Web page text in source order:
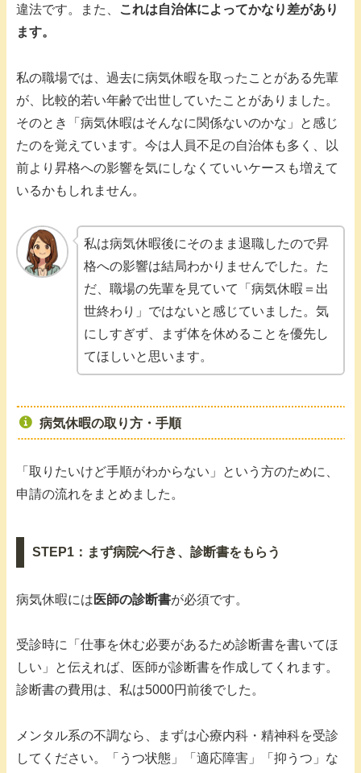
違法です。また、
これは自治体によってかなり差があり
ます。
私の職場では、過去に病気休暇を取ったことがある先輩
が、比較的若い年齢で出世していたことがありました。
そのとき「病気休暇はそんなに関係ないのかな」と感じ
たのを覚えています。今は人員不足の自治体も多く、以
前より昇格への影響を気にしなくていいケースも増えて
いるかもしれません。
私は病気休暇後にそのまま退職したので昇
格への影響は結局わかりませんでした。た
だ、職場の先輩を見ていて「病気休暇＝出
世終わり」ではないと感じていました。気
にしすぎず、まず体を休めることを優先し
てほしいと思います。
病気休暇の取り方・手順
「取りたいけど手順がわからない」という方のために、
申請の流れをまとめました。
STEP1：まず病院へ行き、診断書をもらう
病気休暇には 医師の診断書が必須です。
受診時に「仕事を休む必要があるため診断書を書いてほ
しい」と伝えれば、医師が診断書を作成してくれます。
診断書の費用は、私は5000円前後でした。
メンタル系の不調なら、まずは心療内科・精神科を受診
してください。「うつ状態」「適応障害」「抑うつ」な